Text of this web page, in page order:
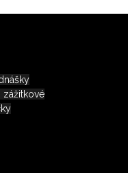
zážitkové